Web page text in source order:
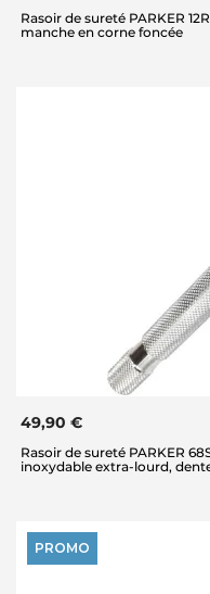
Rasoir de sureté PARKER
manche en corne foncée
49,90 €
Rasoir de sureté PARKER
inoxydable extra-lourd,
PROMO